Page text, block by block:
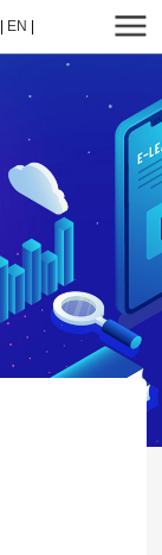
EN